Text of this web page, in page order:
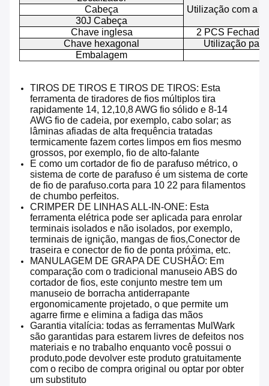
Utilização com a
Cabeça
30J Cabeça
Chave inglesa
2 PCS
Chave hexagonal
Utilização
Embalagem
TIROS DE TIROS E TIROS DE TIROS: Esta
ferramenta de tiradores de fios múltiplos tira
rapidamente 14, 12,10,8 AWG fio sólido e 8-14
AWG fio de cadeia, por exemplo, cabo solar; as
lâminas afiadas de alta frequência tratadas
termicamente fazem cortes limpos em fios mesmo
grossos, por exemplo, fio de alto-falante
E como um cortador de fio de parafuso métrico, o
sistema de corte de parafuso é um sistema de corte
de fio de parafuso.corta para 10 22 para filamentos
de chumbo perfeitos.
CRIMPER DE LINHAS ALL-IN-ONE: Esta
ferramenta elétrica pode ser aplicada para enrolar
terminais isolados e não isolados, por exemplo,
terminais de ignição, mangas de fios,Conector de
traseira e conector de fio de ponta próxima, etc.
MANULAGEM DE GRAPA DE CUSHÃO: Em
comparação com o tradicional manuseio ABS do
cortador de fios, este conjunto mestre tem um
manuseio de borracha antiderrapante
ergonomicamente projetado, o que permite um
agarre firme e elimina a fadiga das mãos
Garantia vitalícia: todas as ferramentas MulWark
são garantidas para estarem livres de defeitos nos
materiais e no trabalho enquanto você possui o
produto,pode devolver este produto gratuitamente
com o recibo de compra original ou optar por obter
um substituto